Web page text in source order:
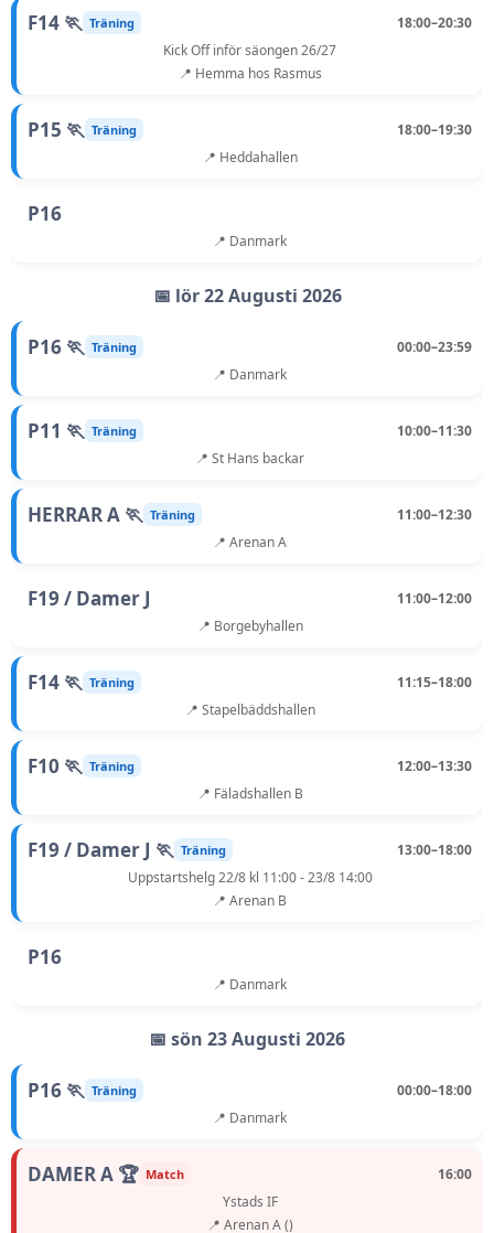
F14 🏃 Träning
18:00–20:30
Kick Off inför säongen 26/27
📍 Hemma hos Rasmus
P15 🏃 Träning
18:00–19:30
📍 Heddahallen
P16
📍 Danmark
📅 lör 22 Augusti 2026
P16 🏃 Träning
00:00–23:59
📍 Danmark
P11 🏃 Träning
10:00–11:30
📍 St Hans backar
HERRAR A 🏃 Träning
11:00–12:30
📍 Arenan A
F19 / Damer J
11:00–12:00
📍 Borgebyhallen
F14 🏃 Träning
11:15–18:00
📍 Stapelbäddshallen
F10 🏃 Träning
12:00–13:30
📍 Fäladshallen B
F19 / Damer J 🏃 Träning
13:00–18:00
Uppstartshelg 22/8 kl 11:00 - 23/8 14:00
📍 Arenan B
P16
📍 Danmark
📅 sön 23 Augusti 2026
P16 🏃 Träning
00:00–18:00
📍 Danmark
DAMER A 🏆 Match
16:00
Ystads IF
📍 Arenan A ()